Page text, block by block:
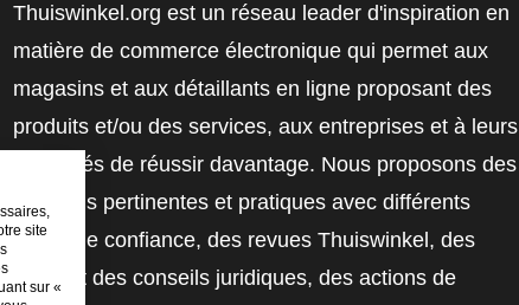
Thuiswinkel.org est un réseau leader d'inspiration en
matière de commerce électronique qui permet aux
magasins et aux détaillants en ligne proposant des
produits et/ou des services, aux entreprises et à leurs
employés de réussir davantage. Nous proposons des
solutions pertinentes et pratiques avec différents
labels de confiance, des revues Thuiswinkel, des
outils et des conseils juridiques, des actions de
site
sur «